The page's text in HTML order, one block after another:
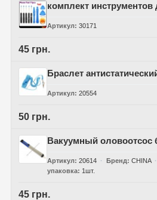
комплект
Артикул 30171
45 грн.
Браслет
Артикул 20554
50 грн.
Вакуумный оловоотсос
Артикул 20614 Бренд CHINA
упаковка
1шт.
45 грн.